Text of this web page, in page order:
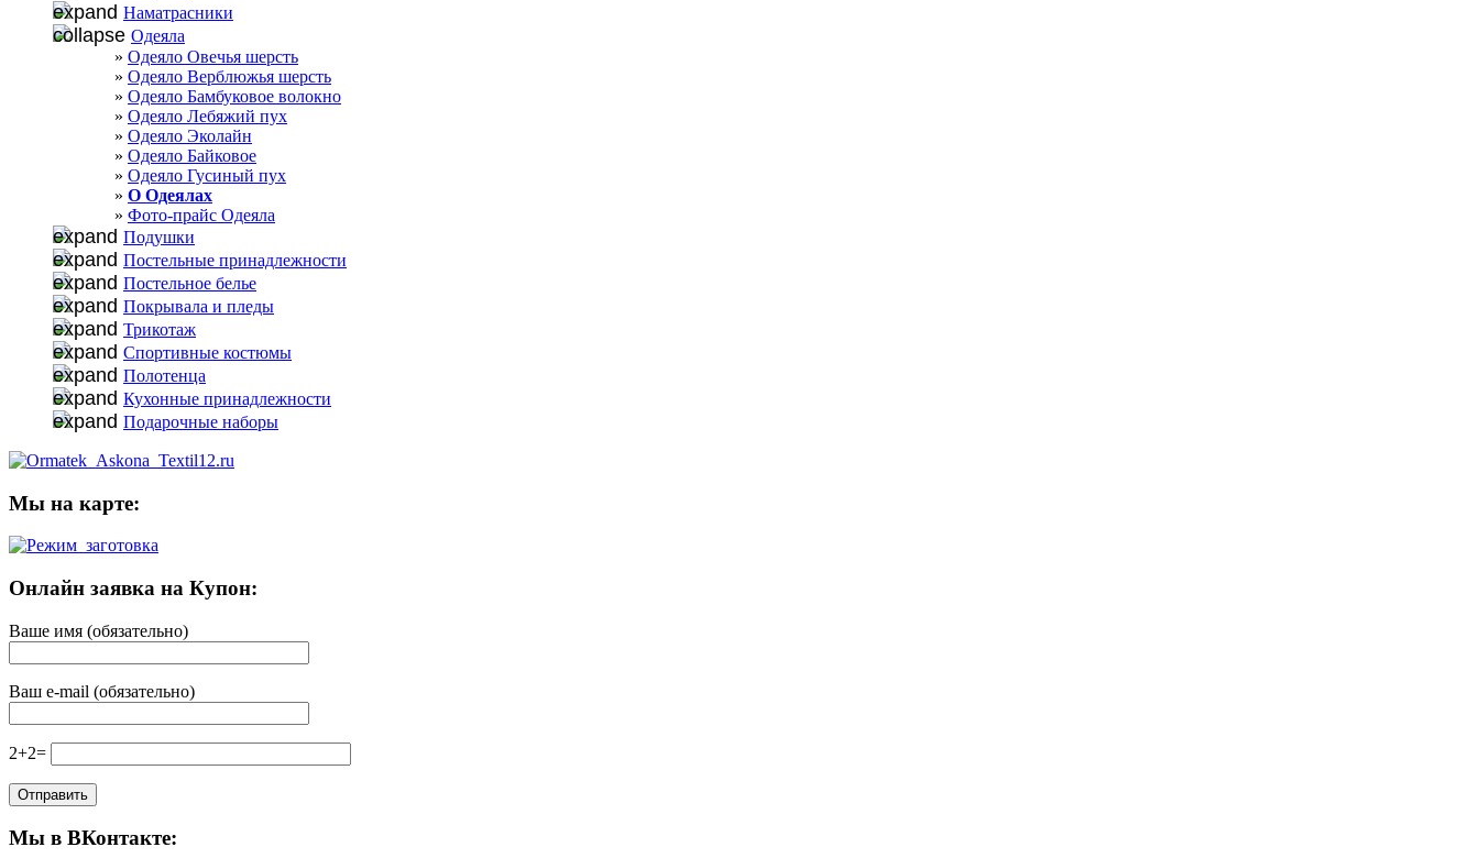
Наматрасники
Одеяла
Одеяло Овечья шерсть
Одеяло Верблюжья шерсть
Одеяло Бамбуковое волокно
Одеяло Лебяжий пух
Одеяло Эколайн
Одеяло Байковое
Одеяло Гусиный пух
О Одеялах
Фото-прайс Одеяла
Подушки
Постельные принадлежности
Постельное белье
Покрывала и пледы
Трикотаж
Спортивные костюмы
Полотенца
Кухонные принадлежности
Подарочные наборы
Мы на карте:
Онлайн заявка на Купон:
Ваше имя (обязательно)
Ваш e-mail (обязательно)
2+2=
Мы в ВКонтакте: